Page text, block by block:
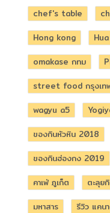
chef's table
Hong kong
omakase กทม
street food กรุงเท
wagyu a5
ของกินหัวหิน 2018
ของกินฮ่องกง 2019
คาเฟ่ ภูเก็ต
ตะลุย
มหาสาร
รีวิว แคน